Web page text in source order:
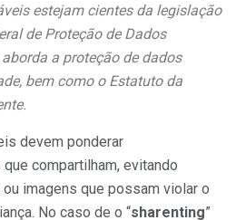
estejam cientes da legislação
de Proteção de Dados
a proteção de dados
bem como o Estatuto da
devem ponderar
compartilham, evitando
imagens que possam violar o
No caso de o “sharenting”